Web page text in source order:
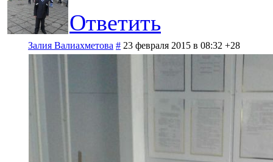
Ответить
Залия Валиахметова # 23 февраля 2015 в 08:32 +28